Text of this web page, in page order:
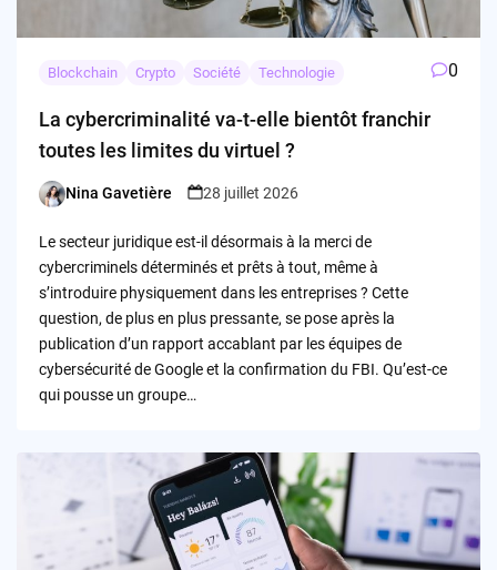
Blockchain Crypto Société Technologie 0
La cybercriminalité va-t-elle bientôt franchir
toutes les limites du virtuel ?
Posted
Nina Gavetière 28 juillet 2026
Le secteur juridique est-il désormais à la merci de
cybercriminels déterminés et prêts à tout, même à
s’introduire physiquement dans les entreprises ? Cette
question, de plus en plus pressante, se pose après la
publication d’un rapport accablant par les équipes de
cybersécurité de Google et la confirmation du FBI. Qu’est-ce
qui pousse un groupe…